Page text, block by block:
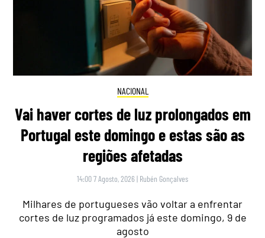
NACIONAL
Vai haver cortes de luz prolongados em
Portugal este domingo e estas são as
regiões afetadas
14:00 7 Agosto, 2026 | Rubén Gonçalves
Milhares de portugueses vão voltar a enfrentar
cortes de luz programados já este domingo, 9 de
agosto